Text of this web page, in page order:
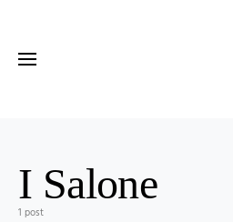
I Salone
1 post